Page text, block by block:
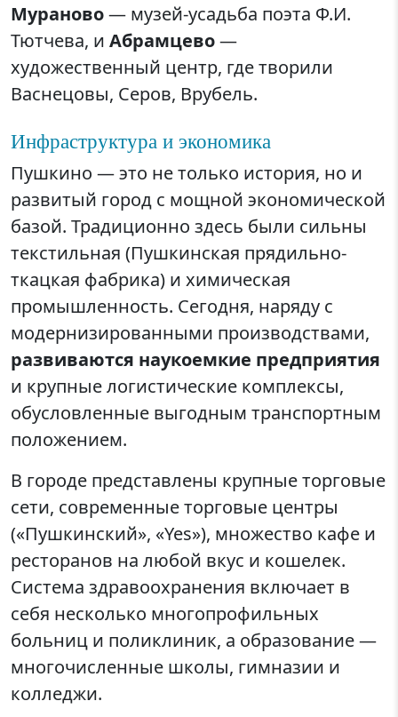
Мураново— музей-усадьба поэта Ф.И.
Тютчева, и Абрамцево—
художественный центр, где творили
Васнецовы, Серов, Врубель.
Инфраструктура и экономика
Пушкино — это не только история, но и
развитый город с мощной экономической
базой. Традиционно здесь были сильны
текстильная (Пушкинская прядильно-
ткацкая фабрика) и химическая
промышленность. Сегодня, наряду с
модернизированными производствами,
развиваются наукоемкие предприятия
и крупные логистические комплексы,
обусловленные выгодным транспортным
положением.
В городе представлены крупные торговые
сети, современные торговые центры
(«Пушкинский», «Yes»), множество кафе и
ресторанов на любой вкус и кошелек.
Система здравоохранения включает в
себя несколько многопрофильных
больниц и поликлиник, а образование —
многочисленные школы, гимназии и
колледжи.